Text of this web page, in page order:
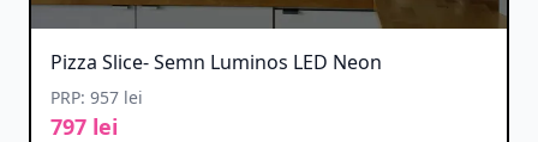
Pizza Slice- Semn Luminos LED Neon
PRP: 957 lei
797 lei